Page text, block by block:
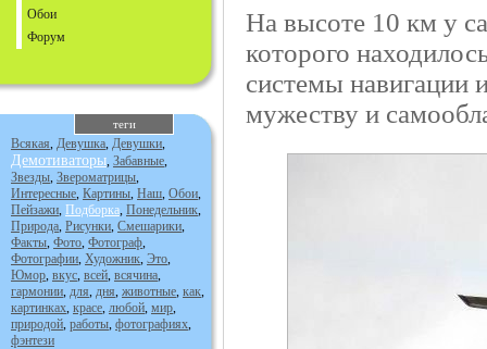
Обои
Форум
теги
Всякая, Девушка, Девушки,
Демотиваторы, Забавные,
Звезды, Звероматрицы,
Интересные, Картины, Наш, Обои,
Пейзажи, Подборка, Понедельник,
Природа, Рисунки, Смешарики,
Факты, Фото, Фотограф,
Фотографии, Художник, Это,
Юмор, вкус, всей, всячина,
гармонии, для, дня, животные, как,
картинках, красе, любой, мир,
природой, работы, фотографиях,
фэнтези
На высоте 10 км у
которого
системы навигации
мужеству и